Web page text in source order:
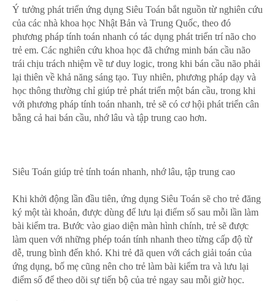
Ý tưởng phát triển ứng dụng Siêu Toán bắt nguồn từ nghiên cứu
của các nhà khoa học Nhật Bản và Trung Quốc, theo đó
phương pháp tính toán nhanh có tác dụng phát triển trí não cho
trẻ em. Các nghiên cứu khoa học đã chứng minh bán cầu não
trái chịu trách nhiệm về tư duy logic, trong khi bán cầu não phải
lại thiên về khả năng sáng tạo. Tuy nhiên, phương pháp dạy và
học thông thường chỉ giúp trẻ phát triển một bán cầu, trong khi
với phương pháp tính toán nhanh, trẻ sẽ có cơ hội phát triển cân
bằng cả hai bán cầu, nhớ lâu và tập trung cao hơn.
Siêu Toán giúp trẻ tính toán nhanh, nhớ lâu, tập trung cao
Khi khởi động lần đầu tiên, ứng dụng Siêu Toán sẽ cho trẻ đăng
ký một tài khoản, được dùng để lưu lại điểm số sau mỗi lần làm
bài kiểm tra. Bước vào giao diện màn hình chính, trẻ sẽ được
làm quen với những phép toán tính nhanh theo từng cấp độ từ
dễ, trung bình đến khó. Khi trẻ đã quen với cách giải toán của
ứng dụng, bố mẹ cũng nên cho trẻ làm bài kiểm tra và lưu lại
điểm số để theo dõi sự tiến bộ của trẻ ngay sau mỗi giờ học.